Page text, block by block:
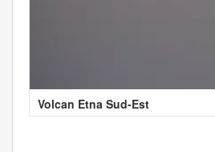
Volcan Etna Sud-Est